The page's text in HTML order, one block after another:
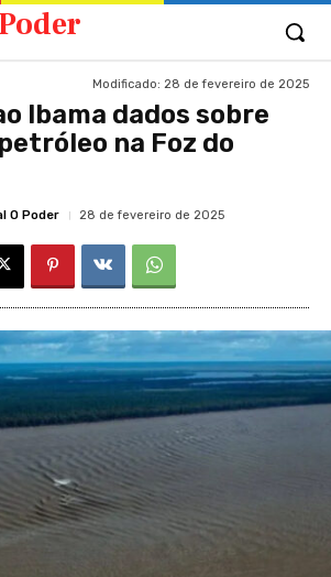
Modificado: 28 de fevereiro de 2025
Ibama dados sobre
na Foz do
O Poder 28 de fevereiro de 2025